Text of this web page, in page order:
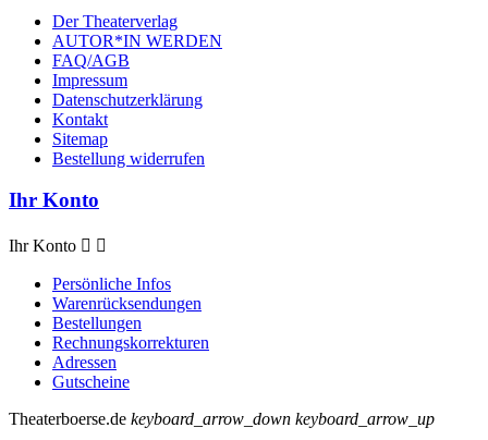
Der Theaterverlag
AUTOR*IN WERDEN
FAQ/AGB
Impressum
Datenschutzerklärung
Kontakt
Sitemap
Bestellung widerrufen
Ihr Konto
Ihr Konto  
Persönliche Infos
Warenrücksendungen
Bestellungen
Rechnungskorrekturen
Adressen
Gutscheine
Theaterboerse.de keyboard_arrow_down keyboard_arrow_up